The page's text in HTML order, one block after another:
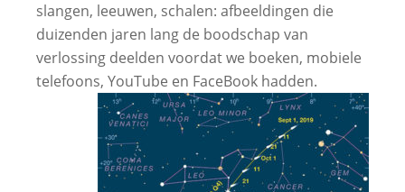
slangen, leeuwen, schalen: afbeeldingen die
duizenden jaren lang de boodschap van
verlossing deelden voordat we boeken, mobiele
telefoons, YouTube en FaceBook hadden.